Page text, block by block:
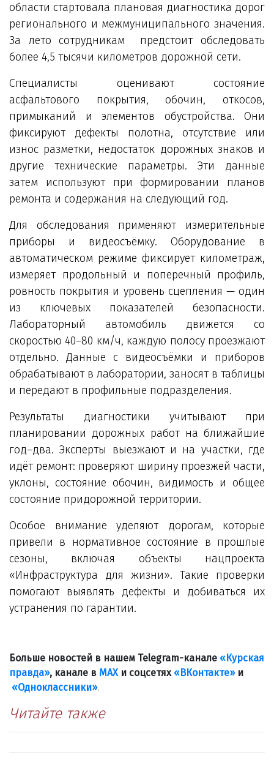
области стартовала плановая диагностика дорог
регионального и межмуниципального значения.
За лето сотрудникам предстоит обследовать
более 4,5 тысячи километров дорожной сети.
Специалисты оценивают состояние
асфальтового покрытия, обочин, откосов,
примыканий и элементов обустройства. Они
фиксируют дефекты полотна, отсутствие или
износ разметки, недостаток дорожных знаков и
другие технические параметры. Эти данные
затем используют при формировании планов
ремонта и содержания на следующий год.
Для обследования применяют измерительные
приборы и видеосъёмку. Оборудование в
автоматическом режиме фиксирует километраж,
измеряет продольный и поперечный профиль,
ровность покрытия и уровень сцепления — один
из ключевых показателей безопасности.
Лабораторный автомобиль движется со
скоростью 40–80 км/ч, каждую полосу проезжают
отдельно. Данные с видеосъёмки и приборов
обрабатывают в лаборатории, заносят в таблицы
и передают в профильные подразделения.
Результаты диагностики учитывают при
планировании дорожных работ на ближайшие
год–два. Эксперты выезжают и на участки, где
идёт ремонт: проверяют ширину проезжей части,
уклоны, состояние обочин, видимость и общее
состояние придорожной территории.
Особое внимание уделяют дорогам, которые
привели в нормативное состояние в прошлые
сезоны, включая объекты нацпроекта
«Инфраструктура для жизни». Такие проверки
помогают выявлять дефекты и добиваться их
устранения по гарантии.
Больше новостей в нашем Telegram-канале «Курская
правда», канале в МАХи соцсетях «ВКонтакте»и
«Одноклассники».
Читайте также